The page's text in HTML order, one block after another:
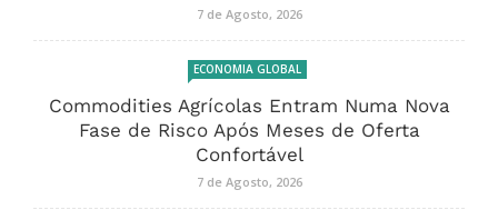
7 de Agosto, 2026
ECONOMIA GLOBAL
Commodities Agrícolas Entram Numa Nova
Fase de Risco Após Meses de Oferta
Confortável
7 de Agosto, 2026